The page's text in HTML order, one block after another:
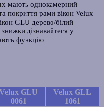
мають однокамерний
покриття рами вікон Velux
GLU дерево/білий
знижки дізнавайтеся у
функцію
Velux GLU
0061
Velux GLL
1061